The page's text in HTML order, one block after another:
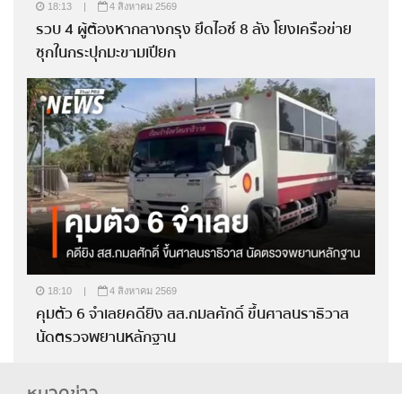
18:13 4 สิงหาคม 2569
รวบ 4 ผู้ต้องหากลางกรุง ยึดไอซ์ 8 ลัง โยงเครือข่าย
ซุกในกระปุกมะขามเปียก
18:10 | 4 สิงหาคม 2569
คุมตัว 6 จำเลยคดียิง สส.กมลศักดิ์ ขึ้นศาลนราธิวาส
นัดตรวจพยานหลักฐาน